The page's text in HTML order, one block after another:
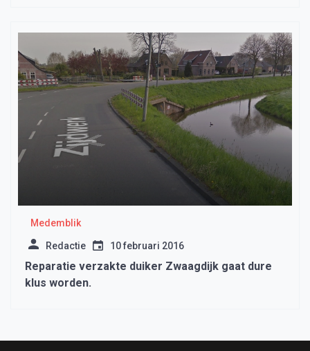
Medemblik
Redactie 10 februari 2016
Reparatie verzakte duiker Zwaagdijk gaat dure
klus worden.